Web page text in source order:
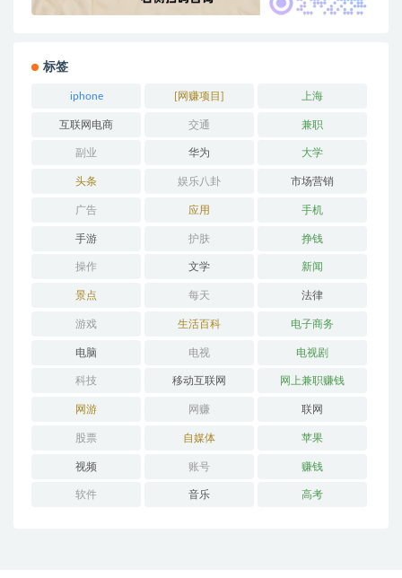
标签
iphone [网赚项目] 上海
互联网电商 交通 兼职
副业 华为 大学
头条 娱乐八卦 市场营销
广告 应用 手机
手游 护肤 挣钱
操作 文学 新闻
景点 每天 法律
游戏 生活百科 电子商务
电脑 电视 电视剧
科技 移动互联网 网上兼职赚钱
网游 网赚 联网
股票 自媒体 苹果
视频 账号 赚钱
软件 音乐 高考